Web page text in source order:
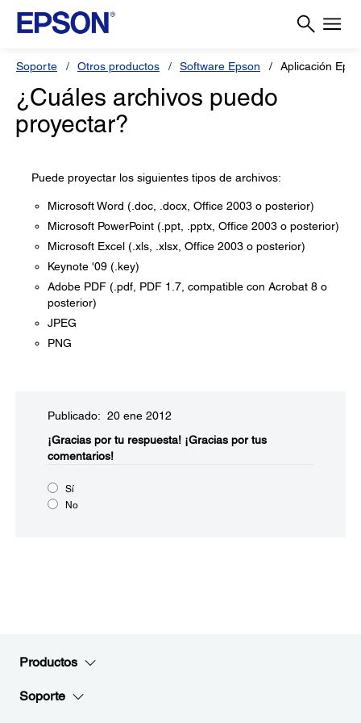
Soporte Otros productos Software Epson Aplicación
¿Cuáles archivos puedo
proyectar?
Puede proyectar los siguientes tipos de archivos:
Microsoft Word (.doc, .docx, Office 2003 o posterior)
Microsoft PowerPoint (.ppt, .pptx, Office 2003 o posterior)
Microsoft Excel (.xls, .xlsx, Office 2003 o posterior)
Keynote '09 (.key)
Adobe PDF (.pdf, PDF 1.7, compatible con Acrobat 8 o
posterior)
JPEG
PNG
Publicado: 20 ene 2012
¡Gracias por tu respuesta! ¡Gracias por tus
comentarios!
Sí
No
Productos
Soporte